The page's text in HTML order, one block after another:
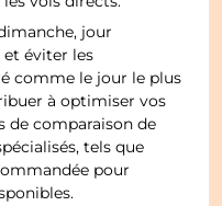
jour
éviter les
comme le jour le plus
à optimiser vos
de comparaison de
tels que
pour